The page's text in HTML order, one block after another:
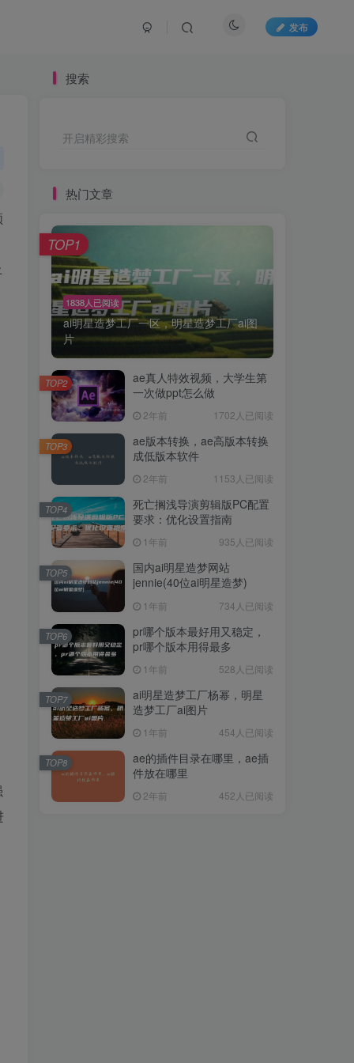
发布
搜索
开启精彩搜索
热门文章
1838人已阅读
ai明星造梦工厂一区，明星造梦工厂ai图
片
TOP1
ae真人特效视频，大学生第
一次做ppt怎么做
2年前 1702人已阅读
TOP2
ae版本转换，ae高版本转换
成低版本软件
2年前 1153人已阅读
TOP3
死亡搁浅导演剪辑版PC配置
要求：优化设置指南
1年前 935人已阅读
TOP4
国内ai明星造梦网站
jennie(40位ai明星造梦)
1年前 734人已阅读
TOP5
pr哪个版本最好用又稳定，
pr哪个版本用得最多
1年前 528人已阅读
TOP6
ai明星造梦工厂杨幂，明星
造梦工厂ai图片
1年前 454人已阅读
TOP7
ae的插件目录在哪里，ae插
件放在哪里
2年前 452人已阅读
TOP8